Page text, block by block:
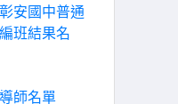
安國中普通
班結果名
師名單